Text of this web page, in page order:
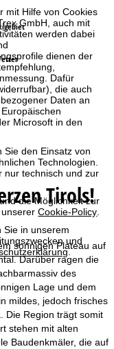
mit Hilfe von Cookies
GmbH, auch mit
werden dabei
dienen der
Dafür
die auch
Daten an
Microsoft in den
Sie den Einsatz von
Technologien.
nur technisch und zur
die Möglichkeit zur
unsererCookie-Policy
Sie in unserem
und
.
Tirols!
sonnigen Plateau auf
Darüber ragen die
des
Lage und dem
mildes, jedoch frisches
Die Region trägt somit
stehen mit alten
Baudenkmäler, die auf